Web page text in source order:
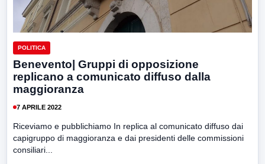
POLITICA
Benevento| Gruppi di opposizione
replicano a comunicato diffuso dalla
maggioranza
7 APRILE 2022
Riceviamo e pubblichiamo In replica al comunicato diffuso dai
capigruppo di maggioranza e dai presidenti delle commissioni
consiliari...